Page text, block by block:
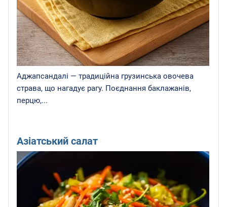
Аджапсандалі — традиційна грузинська овочева
страва, що нагадує рагу. Поєднання баклажанів,
перцю,...
Азіатський салат